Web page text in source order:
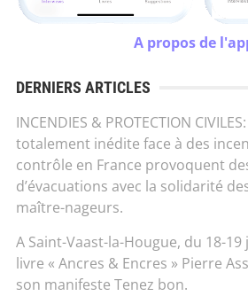
A propos de
DERNIERS ARTICLES
INCENDIES & PROTECTION
totalement inédite face à des
contrôle en France provoquent
d’évacuations avec la solidarité
maître-nageurs.
A Saint-Vaast-la-Hougue, du 18-
livre « Ancres & Encres » Pierre
son manifeste Tenez bon.